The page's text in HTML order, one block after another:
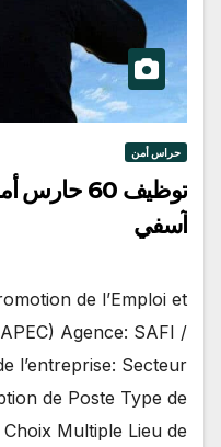
حراس أمن
توظيف 60
آسفي
de l’Emploi et
Agence: SAFI /
l’entreprise: Secteur
de Poste Type de
Multiple Lieu de…